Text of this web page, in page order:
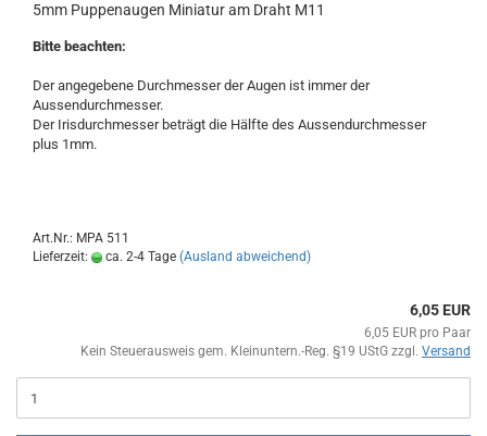
5mm Puppenaugen Miniatur am Draht M11
Bitte beachten:
Der angegebene Durchmesser der Augen ist immer der
Aussendurchmesser.
Der Irisdurchmesser beträgt die Hälfte des Aussendurchmesser
plus 1mm.
Art.Nr.: MPA 511
Lieferzeit:
ca. 2-4 Tage (Ausland abweichend)
6,05 EUR
6,05 EUR pro Paar
Kein Steuerausweis gem. Kleinuntern.-Reg. §19 UStG zzgl. Versand